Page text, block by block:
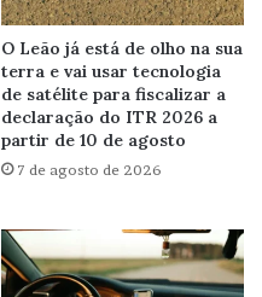
O Leão já está de olho na sua
terra e vai usar tecnologia
de satélite para fiscalizar a
declaração do ITR 2026 a
partir de 10 de agosto
7 de agosto de 2026